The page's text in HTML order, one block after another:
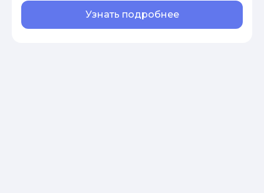
Узнать подробнее